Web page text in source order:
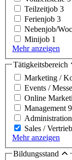
Teilzeitjob 3
Ferienjob 3
Nebenjob/
Minijob 1
Mehr anzeigen
Tätigkeitsbereich
Marketing /
Events /
Online
Management 9
Sales / Vertrieb
Mehr anzeigen
Bildungsstand